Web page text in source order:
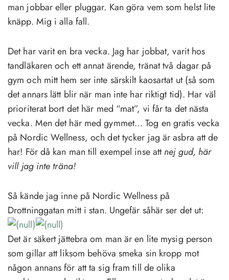
man jobbar eller pluggar. Kan göra vem som helst lite
knäpp. Mig i alla fall.
Det har varit en bra vecka. Jag har jobbat, varit hos
tandläkaren och ett annat ärende, tränat två dagar på
gym och mitt hem ser inte särskilt kaosartat ut (så som
det annars lätt blir när man inte har riktigt tid). Har väl
prioriterat bort det här med “mat”, vi får ta det nästa
vecka. Men det här med gymmet… Tog en gratis vecka
på Nordic Wellness, och det tycker jag är asbra att de
har! För då kan man till exempel inse attnej gud, här
vill jag inte träna!
Så kände jag inne på Nordic Wellness på
Drottninggatan mitt i stan. Ungefär såhär ser det ut:
Det är säkert jättebra om man är en lite mysig person
som gillar att liksom behöva smeka sin kropp mot
någon annans för att ta sig fram till de olika